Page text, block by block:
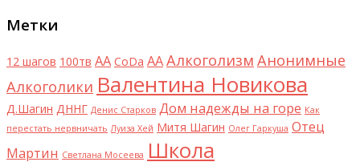
Метки
12 шагов 100тв AA CoDa АААлкоголизм Анонимные
Алкоголики Валентина Новикова
Д.Шагин ДННГ Денис Старков Дом надежды на горе Как
перестать нервничать Луиза Хей Митя Шагин Олег Гаркуша Отец
Мартин Светлана Мосеева Школа